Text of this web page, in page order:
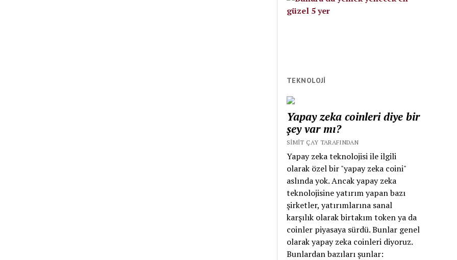
edebiyatından
yazmıştır. Hiç
mesnevi
yazmamıştır. Gazel,
kaside ve şarkı
şairidir. Nedîm, Lâle
Devri’nin sona
ermesi ile ortaya
çıkan kargaşada
rivayete göre
kaçarken bir evin
TEKNOLOJİ
Yapay zeka coinleri diye bir
şey var mı?
SIMIT ÇAY TARAFINDAN
Yapay zeka teknolojisi ile ilgili
olarak özel bir "yapay zeka coini"
aslında yok. Ancak yapay zeka
teknolojisine yatırım yapan bazı
şirketler, yatırımlarına sanal
karşılık olarak birtakım token ya da
coinler piyasaya sürdü. Bunlar genel
olarak yapay zeka coinleri diyoruz.
Bunlardan bazıları şunlar: